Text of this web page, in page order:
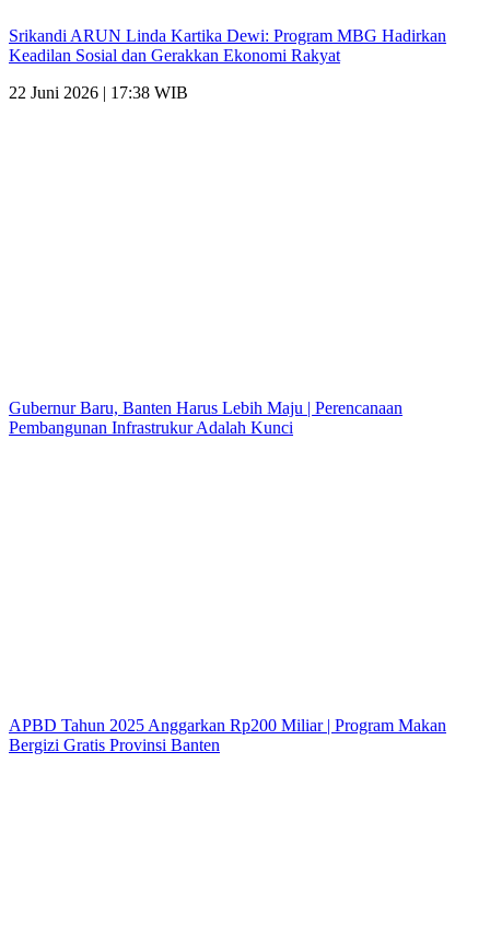
Srikandi ARUN Linda Kartika Dewi: Program MBG Hadirkan
Keadilan Sosial dan Gerakkan Ekonomi Rakyat
22 Juni 2026 | 17:38 WIB
Gubernur Baru, Banten Harus Lebih Maju | Perencanaan
Pembangunan Infrastrukur Adalah Kunci
APBD Tahun 2025 Anggarkan Rp200 Miliar | Program Makan
Bergizi Gratis Provinsi Banten